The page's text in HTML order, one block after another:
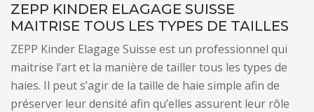
ZEPP KINDER ELAGAGE SUISSE
MAITRISE TOUS LES TYPES DE TAILLES
ZEPP Kinder Elagage Suisse est un professionnel qui
maitrise l’art et la manière de tailler tous les types de
haies. Il peut s’agir de la taille de haie simple afin de
préserver leur densité afin qu’elles assurent leur rôle